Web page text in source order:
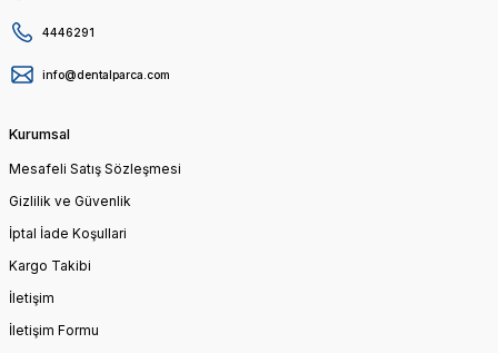
4446291
info@dentalparca.com
Kurumsal
Mesafeli Satış Sözleşmesi
Gizlilik ve Güvenlik
İptal İade Koşullari
Kargo Takibi
İletişim
İletişim Formu